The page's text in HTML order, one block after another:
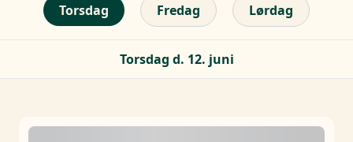
Torsdag Fredag Lørdag
Torsdag d. 12. juni